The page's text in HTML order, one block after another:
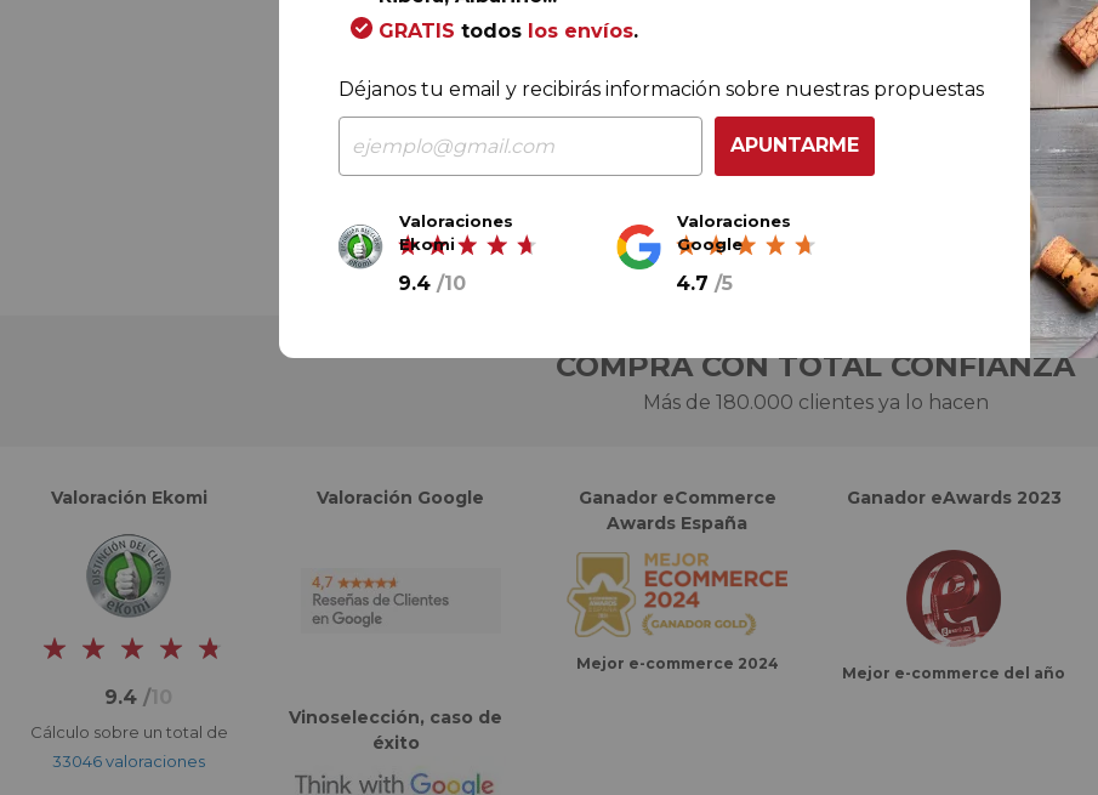
41, 40€
AÑADIR AL CARRITO
00€
COMPRA CON TOTAL CONFIANZA
Más de 180.000 clientes ya lo hacen
Valoración Ekomi
9.4 /10
Cálculo sobre un total de
33046 valoraciones
Valoración Google
Vinoselección, caso de
éxito
Ganador eCommerce
Awards España
Mejor e-commerce 2024
Ganador eAwards 2023
Mejor e-commerce del año
GRATIS todos los envíos.
Déjanos tu email y recibirás información sobre nuestras propuestas
APUNTARME
Valoraciones
Ekomi
9.4 /10
Valoraciones
Google
4.7 /5